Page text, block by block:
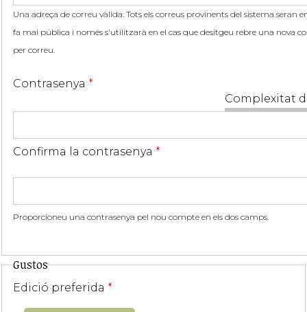
Una adreça de correu vàlida. Tots els correus provinents del sistema seran
fa mai pública i només s'utilitzarà en el cas que desitgeu rebre una nova
per correu.
Complexitat
Contrasenya *
Confirma la contrasenya *
Proporcioneu una contrasenya pel nou compte en els dos camps.
Gustos
Edició preferida *